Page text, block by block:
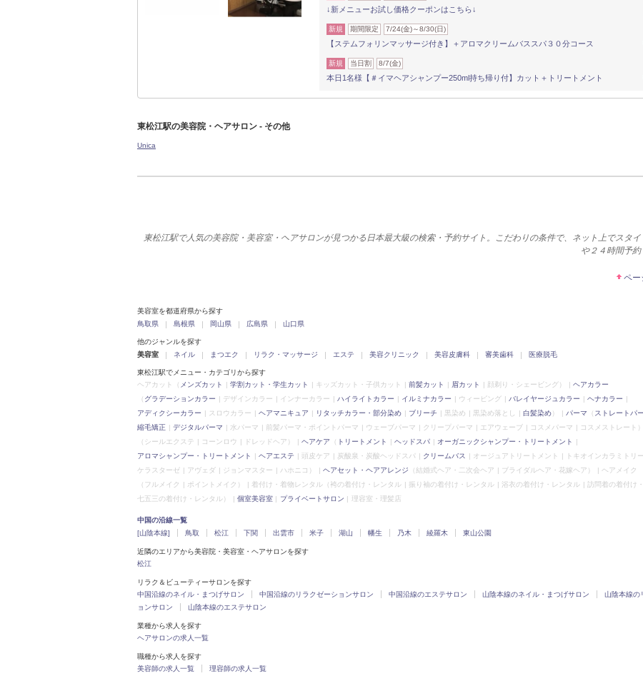
↓新メニューお試し価格クーポンはこちら↓
新規 期間限定 7/24(金)～8/30(日)
【ステムフォリンマッサージ付き】＋アロマクリームバススパ３０分コース
新規 当日割 8/7(金)
本日1名様【＃イマヘアシャンプー250ml持ち帰り付】カット＋トリートメント
東松江駅の美容院・ヘアサロン - その他
Unica
東松江駅で人気の美容院・美容室・ヘアサロンが見つかる日本最大級の検索・予約サイト。こだわりの条件で、ネット上でスタ
や２４時間予約
ペー
美容室を都道府県から探す
鳥取県
島根県 岡山県 広島県 山口県
他のジャンルを探す
美容室
ネイル まつエク リラク・マッサージ エステ 美容クリニック 美容皮膚科 審美歯科 医療脱毛
東松江駅でメニュー・カテゴリから探す
ヘアカット
（ メンズカット 学割カット・学生カット キッズカット・子供カット 前髪カット 眉カット 顔剃り・シェービング）
ヘアカラー
（ グラデーションカラー デザインカラー インナーカラー ハイライトカラー イルミナカラー ウィービング バレイヤージュカラー
ヘナカラー
アディクシーカラー
スロウカラー ヘアマニキュア リタッチカラー・部分染め ブリーチ 黒染め 黒染め落とし 白髪染め） パーマ （ ストレートパ
縮毛矯正
デジタルパーマ 水パーマ 前髪パーマ・ポイントパーマ ウェーブパーマ クリープパーマ エアウェーブ コスメパーマ コスメストレート）
（シールエクステ
コーンロウ ドレッドヘア） ヘアケア （ トリートメント ヘッドスパ
オーガニックシャンプー・トリートメント
アロマシャンプー・トリートメント
ヘアエステ 頭皮ケア 炭酸泉・炭酸ヘッドスパ クリームバス オージュアトリートメント
トキオインカラミトリ
ケラスターゼ
アヴェダ ジョンマスター ハホニコ） ヘアセット・ヘアアレンジ （結婚式ヘア・二次会ヘア ブライダルヘア・花嫁ヘア）
ヘアメイク
（フルメイク
ポイントメイク） 着付け・着物レンタル （袴の着付け・レンタル 振り袖の着付け・レンタル 浴衣の着付け・レンタル
訪問着の着付け
七五三の着付け・レンタル）
個室美容室 プライベートサロン 理容室・理髪店
中国の沿線一覧
[山陰本線]
鳥取 松江 下関 出雲市 米子 湖山 幡生 乃木 綾羅木 東山公園
近隣のエリアから美容院・美容室・ヘアサロンを探す
松江
リラク＆ビューティーサロンを探す
中国沿線のネイル・まつげサロン
中国沿線のリラクゼーションサロン 中国沿線のエステサロン 山陰本線のネイル・まつげサロン
山陰本線の
ョンサロン
山陰本線のエステサロン
業種から求人を探す
ヘアサロンの求人一覧
職種から求人を探す
美容師の求人一覧
理容師の求人一覧